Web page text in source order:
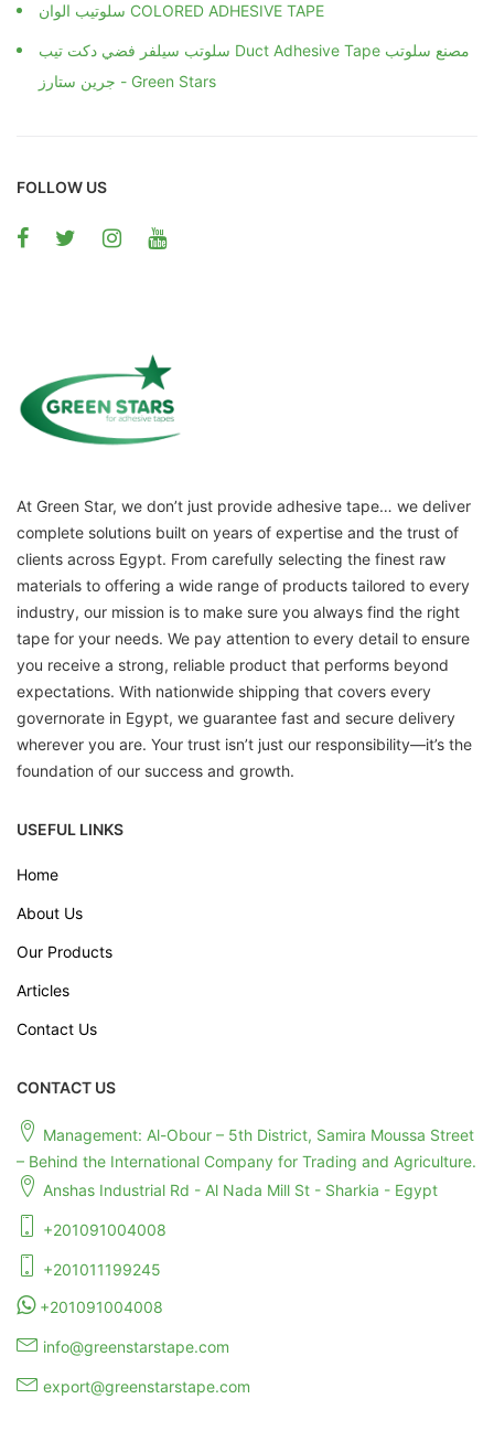
سلوتيب الوان COLORED ADHESIVE TAPE
سلوتب سيلفر فضي دكت تيب Duct Adhesive Tape مصنع سلوتب
جرين ستارز - Green Stars
FOLLOW US
At Green Star, we don’t just provide adhesive tape… we deliver
complete solutions built on years of expertise and the trust of
clients across Egypt. From carefully selecting the finest raw
materials to offering a wide range of products tailored to every
industry, our mission is to make sure you always find the right
tape for your needs. We pay attention to every detail to ensure
you receive a strong, reliable product that performs beyond
expectations. With nationwide shipping that covers every
governorate in Egypt, we guarantee fast and secure delivery
wherever you are. Your trust isn’t just our responsibility—it’s the
foundation of our success and growth.
USEFUL LINKS
Home
About Us
Our Products
Articles
Contact Us
CONTACT US
Management: Al-Obour – 5th District, Samira Moussa Street
– Behind the International Company for Trading and Agriculture.
Anshas Industrial Rd - Al Nada Mill St - Sharkia - Egypt
+201091004008
+201011199245
+201091004008
info@greenstarstape.com
export@greenstarstape.com